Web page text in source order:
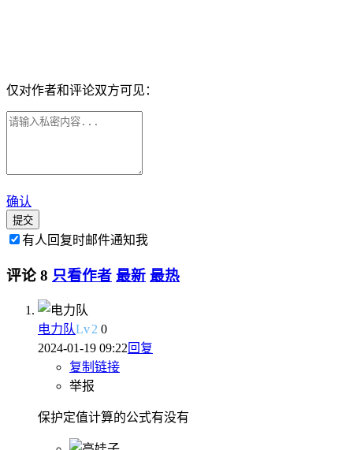
仅对作者和评论双方可见：
确认
提交
有人回复时邮件通知我
评论 8 只看作者 最新 最热
电力队Lv2 0
2024-01-19 09:22回复
复制链接
举报
保护定值计算的公式有没有